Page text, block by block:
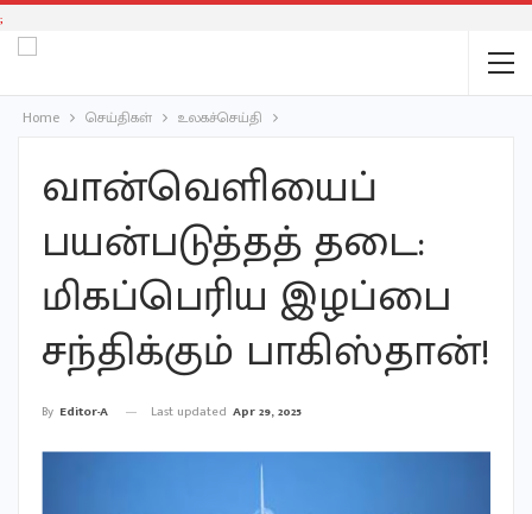
;
Home செய்திகள் உலகச்செய்தி
வான்வெளியைப்
பயன்படுத்தத் தடை:
மிகப்பெரிய இழப்பை
சந்திக்கும் பாகிஸ்தான்!
By Editor-A Last updated Apr 29, 2025